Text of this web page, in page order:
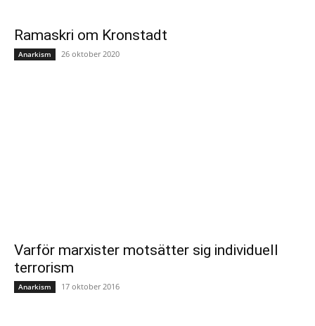
Ramaskri om Kronstadt
Anarkism 26 oktober 2020
Varför marxister motsätter sig individuell
terrorism
Anarkism 17 oktober 2016